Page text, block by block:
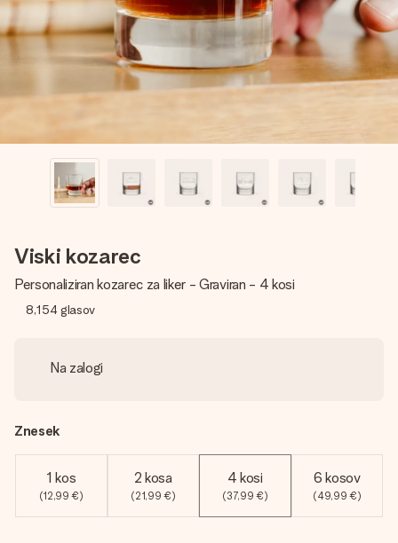
V nekaj preprostih korakih ustvari nekaj edinstvenega – z
njenim imenom, tvojo fotografijo ali sporočilom, ki ogreje
srce. Brez zapletov, le vsa ljubezen za ta trenutek.
Viski kozarec
Personaliziran kozarec za liker - Graviran - 4 kosi
8,154 glasov
Na zalogi
Znesek
1 kos
(12,99 €)
2 kosa
(21,99 €)
4 kosi
(37,99 €)
6 kosov
(49,99 €)